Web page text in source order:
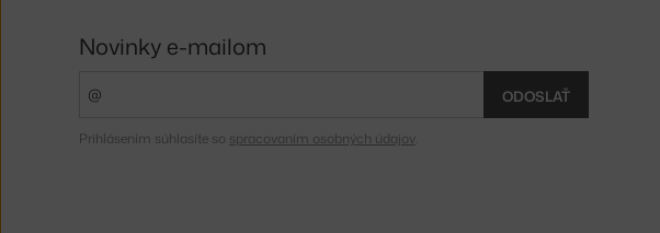
Novinky e-mailom
ODOSLAŤ
Prihlásením súhlasíte so spracovaním osobných údajov